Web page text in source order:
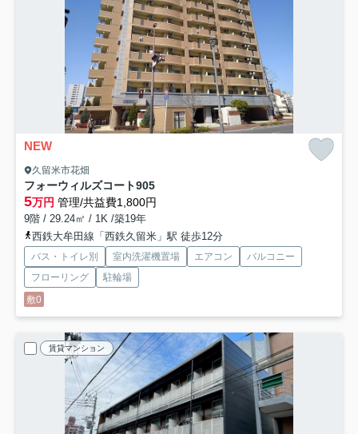
NEW
久留米市花畑
フォーウィルズコート905
5万円 管理/共益費1,800円
9階 / 29.24㎡ / 1K /築19年
西鉄大牟田線「西鉄久留米」駅 徒歩12分
バス・トイレ別 室内洗濯機置場 エアコン
バルコニー
フローリング
駐輪場
敷0
賃貸マンション